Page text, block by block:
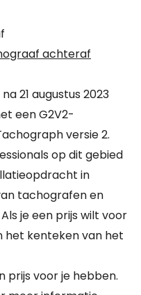
achteraf
21 augustus 2023
een G2V2-
versie 2.
op dit gebied
in
tachografen en
je een prijs wilt voor
het kenteken van het
prijs voor je hebben.